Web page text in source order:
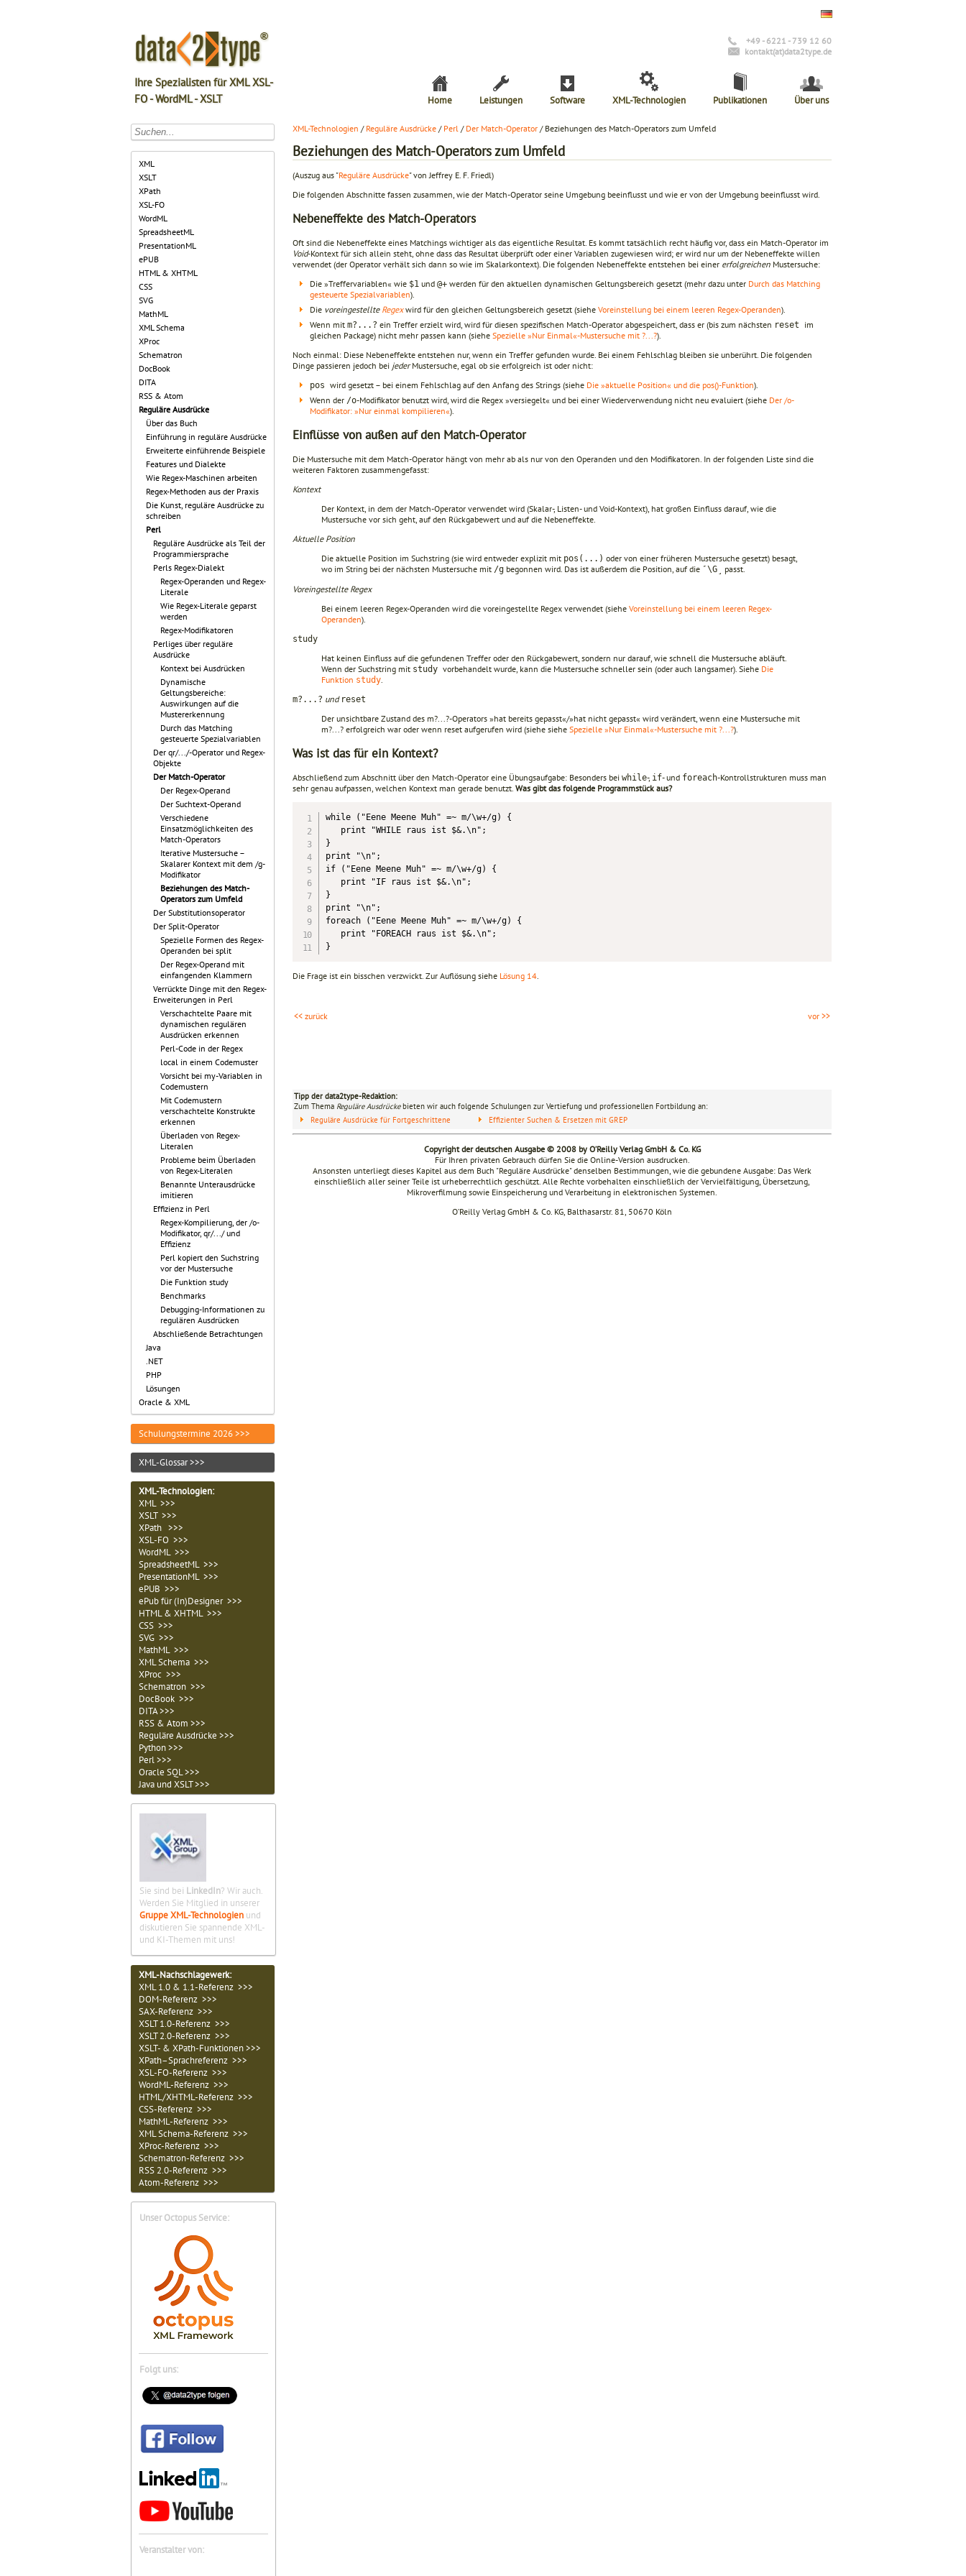
Ihre Spezialisten für XML XSL-
FO - WordML - XSLT
+49 - 6221 - 739 12 60
kontakt(at)data2type.de
Home Leistungen Software XML-Technologien Publikationen Über uns
XML
XSLT
XPath
XSL-FO
WordML
SpreadsheetML
PresentationML
ePUB
HTML & XHTML
CSS
SVG
MathML
XML Schema
XProc
Schematron
DocBook
DITA
RSS & Atom
Reguläre Ausdrücke
Über das Buch
Einführung in reguläre Ausdrücke
Erweiterte einführende Beispiele
Features und Dialekte
Wie Regex-Maschinen arbeiten
Regex-Methoden aus der Praxis
Die Kunst, reguläre Ausdrücke zu
schreiben
Perl
Reguläre Ausdrücke als Teil der
Programmiersprache
Perls Regex-Dialekt
Regex-Operanden und Regex-
Literale
Wie Regex-Literale geparst
werden
Regex-Modifikatoren
Perliges über reguläre
Ausdrücke
Kontext bei Ausdrücken
Dynamische
Geltungsbereiche:
Auswirkungen auf die
Mustererkennung
Durch das Matching
gesteuerte Spezialvariablen
Der qr/.../-Operator und Regex-
Objekte
Der Match-Operator
Der Regex-Operand
Der Suchtext-Operand
Verschiedene
Einsatzmöglichkeiten des
Match-Operators
Iterative Mustersuche –
Skalarer Kontext mit dem /g-
Modifikator
Beziehungen des Match-
Operators zum Umfeld
Der Substitutionsoperator
Der Split-Operator
Spezielle Formen des Regex-
Operanden bei split
Der Regex-Operand mit
einfangenden Klammern
Verrückte Dinge mit den Regex-
Erweiterungen in Perl
Verschachtelte Paare mit
dynamischen regulären
Ausdrücken erkennen
Perl-Code in der Regex
local in einem Codemuster
Vorsicht bei my-Variablen in
Codemustern
Mit Codemustern
verschachtelte Konstrukte
erkennen
Überladen von Regex-
Literalen
Probleme beim Überladen
von Regex-Literalen
Benannte Unterausdrücke
imitieren
Effizienz in Perl
Regex-Kompilierung, der /o-
Modifikator, qr/.../ und
Effizienz
Perl kopiert den Suchstring
vor der Mustersuche
Die Funktion study
Benchmarks
Debugging-Informationen zu
regulären Ausdrücken
Abschließende Betrachtungen
Java
.NET
PHP
Lösungen
Oracle & XML
Schulungstermine 2026 >>>
XML-Glossar >>>
XML-Technologien:
XML >>>
XSLT >>>
XPath >>>
XSL-FO >>>
WordML >>>
SpreadsheetML >>>
PresentationML >>>
ePUB >>>
ePub für (In)Designer >>>
HTML & XHTML >>>
CSS >>>
SVG >>>
MathML >>>
XML Schema >>>
XProc >>>
Schematron >>>
DocBook >>>
DITA >>>
RSS & Atom >>>
Reguläre Ausdrücke >>>
Python >>>
Perl >>>
Oracle SQL >>>
Java und XSLT >>>
Sie sind bei LinkedIn? Wir auch.
Werden Sie Mitglied in unserer
Gruppe XML-Technologien und
diskutieren Sie spannende XML-
und KI-Themen mit uns!
XML-Nachschlagewerk:
XML 1.0 & 1.1-Referenz >>>
DOM-Referenz >>>
SAX-Referenz >>>
XSLT 1.0-Referenz >>>
XSLT 2.0-Referenz >>>
XSLT- & XPath-Funktionen >>>
XPath–Sprachreferenz >>>
XSL-FO-Referenz >>>
WordML-Referenz >>>
HTML/XHTML-Referenz >>>
CSS-Referenz >>>
MathML-Referenz >>>
XML Schema-Referenz >>>
XProc-Referenz >>>
Schematron-Referenz >>>
RSS 2.0-Referenz >>>
Atom-Referenz >>>
Unser Octopus Service:
Folgt uns:
Veranstalter von:
XML-Technologien / Reguläre Ausdrücke / Perl / Der Match-Operator / Beziehungen des Match-Operators zum Umfeld
Beziehungen des Match-Operators zum Umfeld
(Auszug aus "Reguläre Ausdrücke" von Jeffrey E. F. Friedl)
Die folgenden Abschnitte fassen zusammen, wie der Match-Operator seine Umgebung beeinflusst und wie er von der Umgebung beeinflusst wird.
Nebeneffekte des Match-Operators
Oft sind die Nebeneffekte eines Matchings wichtiger als das eigentliche Resultat. Es kommt tatsächlich recht häufig vor, dass ein Match-Operator im
Void-Kontext für sich allein steht, ohne dass das Resultat überprüft oder einer Variablen zugewiesen wird; er wird nur um der Nebeneffekte willen
verwendet (der Operator verhält sich dann so wie im Skalarkontext). Die folgenden Nebeneffekte entstehen bei einer erfolgreichen Mustersuche:
Die »Treffervariablen« wie $1 und @+ werden für den aktuellen dynamischen Geltungsbereich gesetzt (mehr dazu unter Durch das Matching
gesteuerte Spezialvariablen).
Die voreingestellte Regexwird für den gleichen Geltungsbereich gesetzt (siehe Voreinstellung bei einem leeren Regex-Operanden).
Wenn mit m?...? ein Treffer erzielt wird, wird für diesen spezifischen Match-Operator abgespeichert, dass er (bis zum nächsten reset im
gleichen Package) nicht mehr passen kann (siehe Spezielle »Nur Einmal«-Mustersuche mit ?...?).
Noch einmal: Diese Nebeneffekte entstehen nur, wenn ein Treffer gefunden wurde. Bei einem Fehlschlag bleiben sie unberührt. Die folgenden
Dinge passieren jedoch bei jederMustersuche, egal ob sie erfolgreich ist oder nicht:
pos wird gesetzt – bei einem Fehlschlag auf den Anfang des Strings (siehe Die »aktuelle Position« und die pos()-Funktion).
Wenn der /o-Modifikator benutzt wird, wird die Regex »versiegelt« und bei einer Wiederverwendung nicht neu evaluiert (siehe Der /o-
Modifikator: »Nur einmal kompilieren«).
Einflüsse von außen auf den Match-Operator
Die Mustersuche mit dem Match-Operator hängt von mehr ab als nur von den Operanden und den Modifikatoren. In der folgenden Liste sind die
weiteren Faktoren zusammengefasst:
Kontext
Der Kontext, in dem der Match-Operator verwendet wird (Skalar-, Listen- und Void-Kontext), hat großen Einfluss darauf, wie die
Mustersuche vor sich geht, auf den Rückgabewert und auf die Nebeneffekte.
Aktuelle Position
Die aktuelle Position im Suchstring (sie wird entweder explizit mit pos(...) oder von einer früheren Mustersuche gesetzt) besagt,
wo im String bei der nächsten Mustersuche mit /g begonnen wird. Das ist außerdem die Position, auf die ˹\G˼
passt.
Voreingestellte Regex
Bei einem leeren Regex-Operanden wird die voreingestellte Regex verwendet (siehe Voreinstellung bei einem leeren Regex-
Operanden).
study
Hat keinen Einfluss auf die gefundenen Treffer oder den Rückgabewert, sondern nur darauf, wie schnell die Mustersuche abläuft.
Wenn der Suchstring mit study vorbehandelt wurde, kann die Mustersuche schneller sein (oder auch langsamer). Siehe Die
Funktion study
m?...? und reset
Der unsichtbare Zustand des m?...?-Operators »hat bereits gepasst«/»hat nicht gepasst« wird verändert, wenn eine Mustersuche mit
m?...? erfolgreich war oder wenn reset aufgerufen wird (siehe siehe Spezielle »Nur Einmal«-Mustersuche mit ?...?).
Was ist das für ein Kontext?
Abschließend zum Abschnitt über den Match-Operator eine Übungsaufgabe: Besonders bei while-, if- und foreach-Kontrollstrukturen muss man
sehr genau aufpassen, welchen Kontext man gerade benutzt. Was gibt das folgende Programmstück aus?
while ("Eene Meene Muh" =~ m/\w+/g) {
   print "WHILE raus ist $&.\n";
}
print "\n";
if ("Eene Meene Muh" =~ m/\w+/g) {
   print "IF raus ist $&.\n";
}
print "\n";
foreach ("Eene Meene Muh" =~ m/\w+/g) {
   print "FOREACH raus ist $&.\n";
}
Die Frage ist ein bisschen verzwickt. Zur Auflösung siehe Lösung 14
<< zurück vor >>
Tipp der data2type-Redaktion:
Zum Thema Reguläre Ausdrückebieten wir auch folgende Schulungen zur Vertiefung und professionellen Fortbildung an:
Reguläre Ausdrücke für Fortgeschrittene
Effizienter Suchen & Ersetzen mit GREP
Copyright der deutschen Ausgabe © 2008 by O’Reilly Verlag GmbH & Co. KG
Für Ihren privaten Gebrauch dürfen Sie die Online-Version ausdrucken.
Ansonsten unterliegt dieses Kapitel aus dem Buch "Reguläre Ausdrücke" denselben Bestimmungen, wie die gebundene Ausgabe: Das Werk
einschließlich aller seiner Teile ist urheberrechtlich geschützt. Alle Rechte vorbehalten einschließlich der Vervielfältigung, Übersetzung,
Mikroverfilmung sowie Einspeicherung und Verarbeitung in elektronischen Systemen.
O’Reilly Verlag GmbH & Co. KG, Balthasarstr. 81, 50670 Köln